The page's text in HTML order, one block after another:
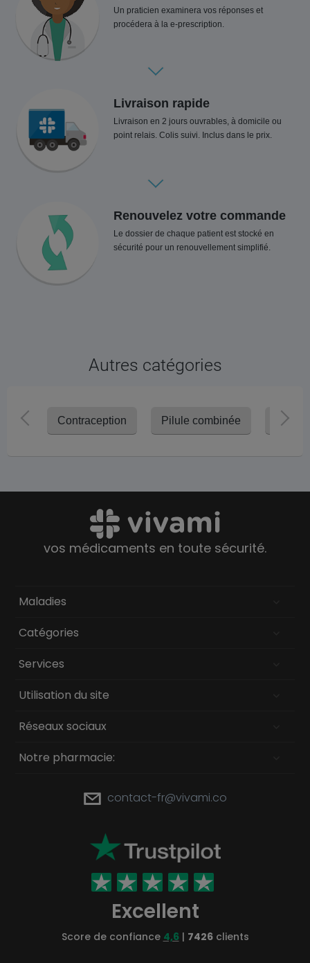
Un praticien examinera vos réponses et
procédera à la e-prescription.
Livraison rapide
Livraison en 2 jours ouvrables, à domicile ou
point relais. Colis suivi. Inclus dans le prix.
Renouvelez votre commande
Le dossier de chaque patient est stocké en
sécurité pour un renouvellement simplifié.
Autres catégories
Contraception Pilule combinée Pilule
vos médicaments en toute sécurité.
Maladies
Catégories
Services
Utilisation du site
Réseaux sociaux
Notre pharmacie:
contact-fr@vivami.co
Excellent
Score de confiance 4,6| 7426clients